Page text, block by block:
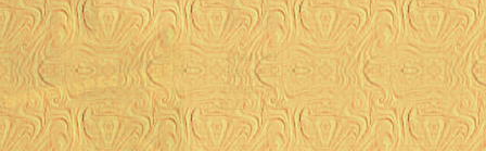
Alanter
Ranga: 2
Dołączył:
2017-11-02